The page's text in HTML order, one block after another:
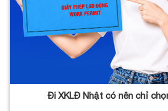
Đi XKLĐ Nhật có nên chỉ